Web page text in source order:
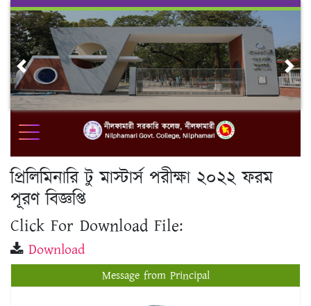
Skip
content
Previous
প্রিলিমিনারি টু মাস্টার্স পরীক্ষা ২০২২ ফরম
পূরণ বিজ্ঞপ্তি
Click For Download File:
Download
Message from Principal